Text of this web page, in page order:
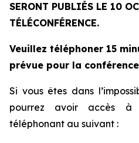
SERONT PUBLIÉS LE 10
TÉLÉCONFÉRENCE.
Veuillez téléphoner 15
prévue pour la
Si vous êtes dans
pourrez avoir accès à
téléphonant au suivant :